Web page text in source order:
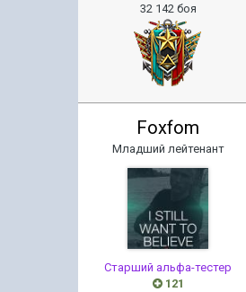
32 142 боя
Foxfom
Младший лейтенант
Старший альфа-тестер
121